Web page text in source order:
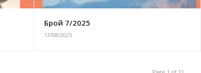
Брой 7/2025
13/08/2025